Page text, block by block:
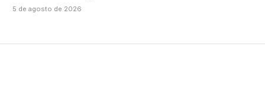
5 de agosto de 2026